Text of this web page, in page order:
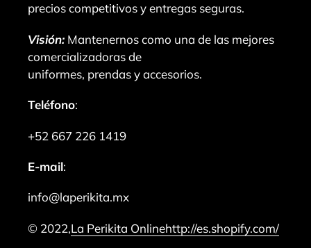
precios competitivos y entregas seguras.
Visión: Mantenernos como una de las mejores
comercializadoras de
uniformes, prendas y accesorios.
Teléfono:
+52 667 226 1419
E-mail:
info@laperikita.mx
© 2022,La Perikita Onlinehttp://es.shopify.com/